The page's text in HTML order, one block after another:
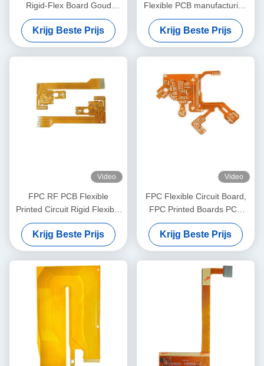
Rigid-Flex Board Goud
Vinger 0,15 mm Dikte
Krijg Beste Prijs
Flexible PCB manufacturing
voor automotive electronics
Krijg Beste Prijs
Video
FPC RF PCB Flexible
Printed Circuit Rigid Flexible
Board voor Auto Car Led
Krijg Beste Prijs
Video
FPC Flexible Circuit Board,
FPC Printed Boards PCB
voor testinstrumenten
Krijg Beste Prijs